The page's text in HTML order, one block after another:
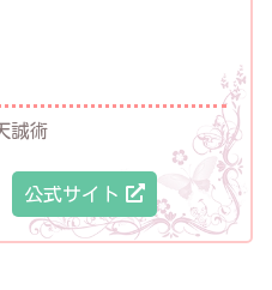
誠術
公式サイト